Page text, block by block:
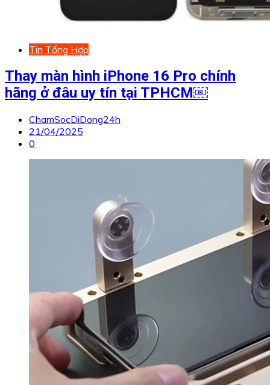
Tin Tổng Hợp
Thay màn hình iPhone 16 Pro chính
hãng ở đâu uy tín tại TPHCM￼
ChamSocDiDong24h
21/04/2025
0